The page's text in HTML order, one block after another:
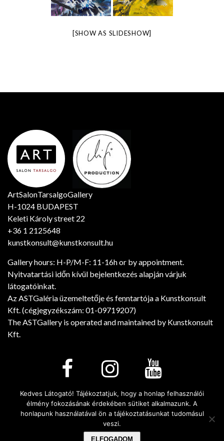
[SHOW AS SLIDESHOW]
ArtSalonTarsalgoGallery
H-1024 BUDAPEST
Keleti Károly street 22
+36 1 2125648
kunstkonsult@kunstkonsult.hu
Gallery hours: H-P/M-F: 11-16h or by appointment.
Nyitvatartási időn kívül bejelentkezés alapján várjuk
látogatóinkat.
Az ASTGaléria üzemeltetője és fenntartója a Kunstkonsult
Kft. (cégjegyzékszám: 01-09719207)
The ASTGallery is operated and maintained by Kunstkonsult
Kft.
Minden jog fenntartva! © 2026. - Art Salon Társalgó
Galéria
Kedves Látogató! Tájékoztatjuk, hogy a honlap felhasználói
élmény fokozásának érdekében sütiket alkalmazunk. A
honlapunk használatával ön a tájékoztatásunkat tudomásul
veszi.
ELFOGADOM